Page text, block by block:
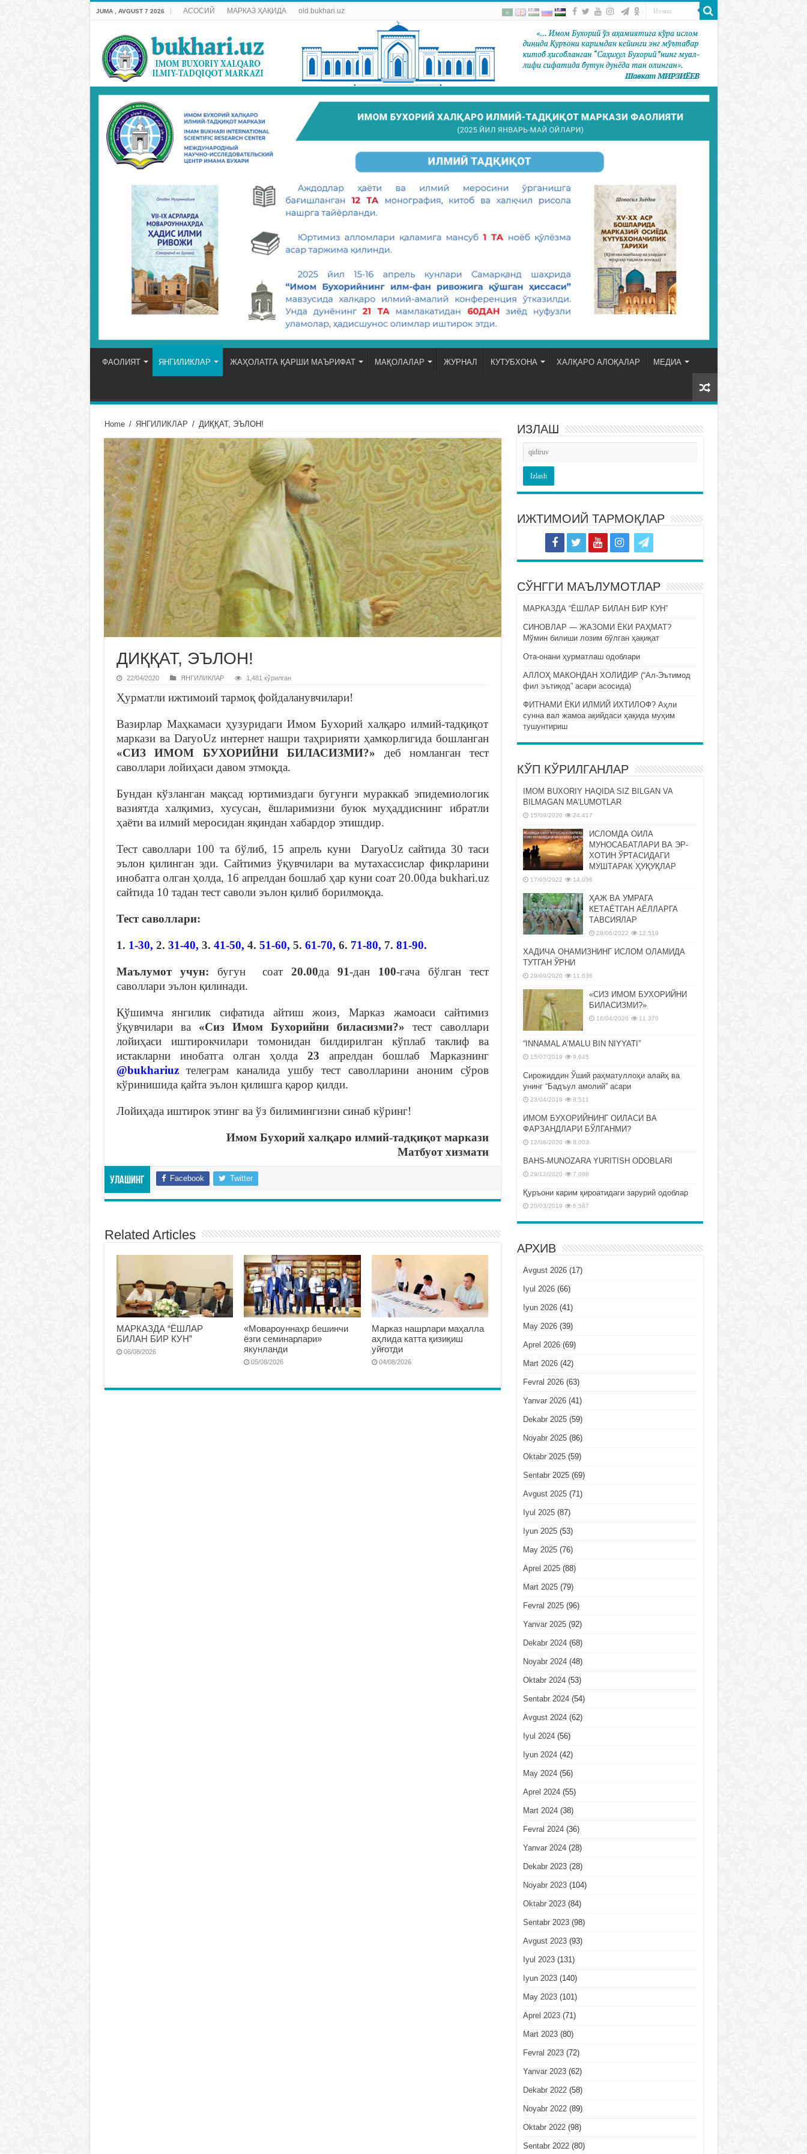
JUMA , AVGUST 7 2026 АСОСИЙ МАРКАЗ ҲАҚИДА old.bukhari.uz
ФАОЛИЯТ ЯНГИЛИКЛАР ЖАҲОЛАТГА ҚАРШИ МАЪРИФАТ МАҚОЛАЛАР ЖУРНАЛ КУТУБХОНА ХАЛҚАРО АЛОҚАЛАР МЕДИА
Home / ЯНГИЛИКЛАР / ДИҚҚАТ, ЭЪЛОН!
ДИҚҚАТ, ЭЪЛОН!
22/04/2020 ЯНГИЛИКЛАР 1,481 кўрилган
Ҳурматли ижтимоий тармоқ фойдаланувчилари!
Вазирлар Маҳкамаси ҳузуридаги Имом Бухорий халқаро илмий-тадқиқот
маркази ва DaryoUz интернет нашри таҳририяти ҳамкорлигида бошланган
«СИЗ ИМОМ БУХОРИЙНИ БИЛАСИЗМИ?» деб номланган тест
саволлари лойиҳаси давом этмоқда.
Бундан кўзланган мақсад юртимиздаги бугунги мураккаб эпидемиологик
вазиятда халқимиз, хусусан, ёшларимизни буюк муҳаддиснинг ибратли
ҳаёти ва илмий меросидан яқиндан хабардор этишдир.
Тест саволлари 100 та бўлиб, 15 апрель куни DaryoUz сайтида 30 таси
эълон қилинган эди. Сайтимиз ўқувчилари ва мутахассислар фикрларини
инобатга олган ҳолда, 16 апрелдан бошлаб ҳар куни соат 20.00да bukhari.uz
сайтида 10 тадан тест саволи эълон қилиб борилмоқда.
Тест саволлари:
1. 1-30, 2. 31-40, 3. 41-50, 4. 51-60, 5. 61-70, 6. 71-80, 7. 81-90.
Маълумот учун: бугун соат 20.00да 91-дан100-гача бўлган тест
саволлари эълон қилинади.
Қўшимча янгилик сифатида айтиш жоиз, Марказ жамоаси сайтимиз
ўқувчилари ва «Сиз Имом Бухорийни биласизми?» тест саволлари
лойиҳаси иштирокчилари томонидан билдирилган кўплаб таклиф ва
истакларни инобатга олган ҳолда23 апрелдан бошлаб Марказнинг
@bukhariuzтелеграм каналида ушбу тест саволларини аноним сўров
кўринишида қайта эълон қилишга қарор қилди.
Лойиҳада иштирок этинг ва ўз билимингизни синаб кўринг!
Имом Бухорий халқаро илмий-тадқиқот маркази
Матбуот хизмати
Улашинг Facebook Twitter
Related Articles
МАРКАЗДА “ЁШЛАР
БИЛАН БИР КУН”
06/08/2026
«Мовароуннаҳр бешинчи
ёзги семинарлари»
якунланди
05/08/2026
Марказ нашрлари маҳалла
аҳлида катта қизиқиш
уйғотди
04/08/2026
ИЗЛАШ
ИЖТИМОИЙ ТАРМОҚЛАР
СЎНГГИ МАЪЛУМОТЛАР
МАРКАЗДА “ЁШЛАР БИЛАН БИР КУН”
СИНОВЛАР — ЖАЗОМИ ЁКИ РАҲМАТ?
Мўмин билиши лозим бўлган ҳақиқат
Ота-онани ҳурматлаш одоблари
АЛЛОҲ МАКОНДАН ХОЛИДИР (“Ал-Эътимод
фил эътиқод” асари асосида)
ФИТНАМИ ЁКИ ИЛМИЙ ИХТИЛОФ? Аҳли
сунна вал жамоа ақийдаси ҳақида муҳим
тушунтириш
КЎП КЎРИЛГАНЛАР
IMOM BUXORIY HAQIDA SIZ BILGAN VA
BILMAGAN MA’LUMOTLAR
15/09/2020 24,417
ИСЛОМДА ОИЛА
МУНОСАБАТЛАРИ ВА ЭР-
ХОТИН ЎРТАСИДАГИ
МУШТАРАК ҲУҚУҚЛАР
17/05/2022 14,056
ҲАЖ ВА УМРАГА
КЕТАЁТГАН АЁЛЛАРГА
ТАВСИЯЛАР
29/06/2022 12,519
ХАДИЧА ОНАМИЗНИНГ ИСЛОМ ОЛАМИДА
ТУТГАН ЎРНИ
29/09/2020 11,636
«СИЗ ИМОМ БУХОРИЙНИ
БИЛАСИЗМИ?»
16/04/2020 11,370
“INNAMAL A’MALU BIN NIYYATI”
15/07/2019 9,645
Сирожиддин Ўший раҳматуллоҳи алайҳ ва
унинг “Бадъул амолий” асари
23/04/2019 8,511
ИМОМ БУХОРИЙНИНГ ОИЛАСИ ВА
ФАРЗАНДЛАРИ БЎЛГАНМИ?
12/08/2020 8,003
BAHS-MUNOZARA YURITISH ODOBLARI
29/12/2020 7,098
Қуръони карим қироатидаги зарурий одоблар
20/03/2019 6,587
АРХИВ
Avgust 2026(17)
Iyul 2026(66)
Iyun 2026(41)
May 2026(39)
Aprel 2026(69)
Mart 2026(42)
Fevral 2026(63)
Yanvar 2026(41)
Dekabr 2025(59)
Noyabr 2025(86)
Oktabr 2025(59)
Sentabr 2025(69)
Avgust 2025(71)
Iyul 2025(87)
Iyun 2025(53)
May 2025(76)
Aprel 2025(88)
Mart 2025(79)
Fevral 2025(96)
Yanvar 2025(92)
Dekabr 2024(68)
Noyabr 2024(48)
Oktabr 2024(53)
Sentabr 2024(54)
Avgust 2024(62)
Iyul 2024(56)
Iyun 2024(42)
May 2024(56)
Aprel 2024(55)
Mart 2024(38)
Fevral 2024(36)
Yanvar 2024(28)
Dekabr 2023(28)
Noyabr 2023(104)
Oktabr 2023(84)
Sentabr 2023(98)
Avgust 2023(93)
Iyul 2023(131)
Iyun 2023(140)
May 2023(101)
Aprel 2023(71)
Mart 2023(80)
Fevral 2023(72)
Yanvar 2023(62)
Dekabr 2022(58)
Noyabr 2022(89)
Oktabr 2022(98)
Sentabr 2022(80)